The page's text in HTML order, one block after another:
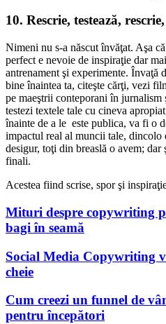
10. Rescrie, testează,
Nimeni nu s-a născut învăţat. Aşa
perfect e nevoie de inspiraţie dar
antrenament şi experimente. Învaţă
bine înaintea ta, citeşte cărţi, vezi
pe maeştrii conteporani în
testezi textele tale cu cineva
înainte de a le este publica, va fi o
impactul real al muncii tale, dincolo
desigur, toţi din breaslă o avem;
finali.
Acestea fiind scrise, spor şi
Mituri despre copywriting
bagi în seamă
Social Media Copywriting
cheie
Cum creezi un funnel de
pentru începători